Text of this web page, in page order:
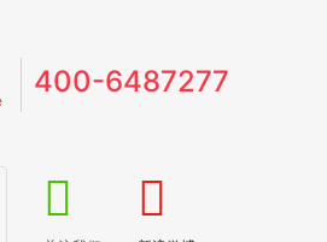
400-6487277